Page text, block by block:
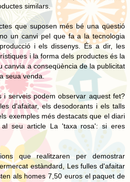
similars.
que suposen més bé una qüestió
un canvi pel que fa a la tecnologia
i els dissenys. És a dir, les
i la forma dels productes és la
canvia a conseqüència de la publicitat
seua venda.
i serveis podem observar aquest fet?
d'afaitar, els desodorants i els talls
exemples més destacats que el diari
al seu article La 'taxa rosa': si eres
que realitzaren per demostrar
estàndard, Les fulles d'afaitar
als homes 7,50 euros el paquet de